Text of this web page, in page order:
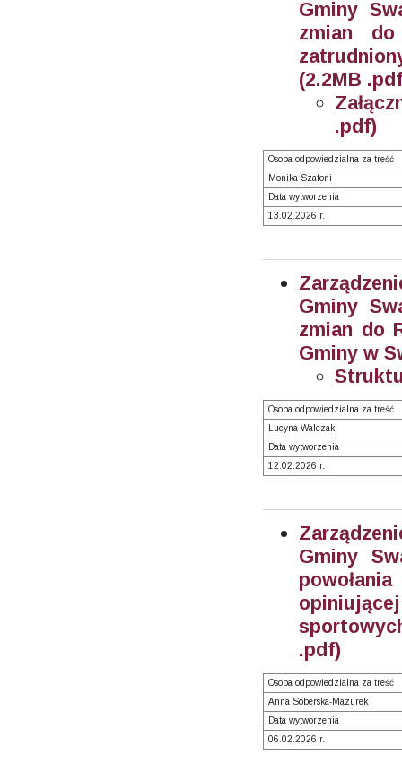
Gminy
zmian do
(2.2MB
.pdf)
Osoba odpowiedzialna za treść
Monika Szafoni
Data wytworzenia
13.02.2026 r.
Gminy
zmian do
Gminy w
Osoba odpowiedzialna za treść
Lucyna Walczak
Data wytworzenia
12.02.2026 r.
Gminy
.pdf)
Osoba odpowiedzialna za treść
Anna Soberska-Mazurek
Data wytworzenia
06.02.2026 r.